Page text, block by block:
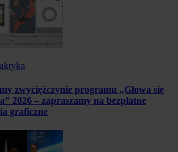
zwyciężczynie programu „Głowa się
2026 – zapraszamy na bezpłatne
graficzne